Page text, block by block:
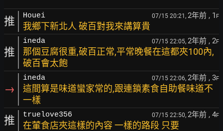
推 Houei 07/15 20:21, 2年前 , 1 F
我鄉下新北人 破百對我來講算貴
推
ineda 07/15 22:05, 2年前 , 2F
那個豆腐很重,破百正常,平常晚餐在這都夾100內,
破百會太飽
→
ineda 07/15 22:06, 2年前 , 3F
這間算是味道蠻家常的,跟連鎖素食自助餐味道不
一樣
推 truelove356 07/15 22:50, 2年前 , 4F
在葷食店夾這樣的內容 一樣的路段 只要